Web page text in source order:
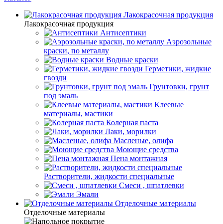
Лакокрасочная продукция
Лакокрасочная продукция
Антисептики
Аэрозольные
краски, по металлу
Водные краски
Герметики, жидкие
гвозди
Грунтовки, грунт
под эмаль
Клеевые
материалы, мастики
Колерная паста
Лаки, морилки
Масленые, олифа
Моющие средства
Пена монтажная
Растворители, жидкости специальные
Смеси , шпатлевки
Эмали
Отделочные материалы
Отделочные материалы